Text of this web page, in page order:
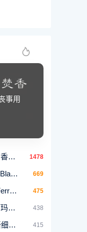
事用
嘉柏丽尔香水是什么牌子好闻 香奈儿嘉伯丽尔天 1478
《20款Y2K韩系美甲款式推荐 Blackpink华莎专用美甲 669
星空下的欢悦惊喜 Salvatore Ferragamo 推出限量圣诞 475
阿玛尼是什么品牌 时尚品牌阿玛尼属于什么档次 438
夏季茉莉花香水推荐 11款清新细腻香调品牌解析 415